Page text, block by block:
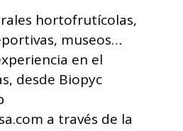
hortofrutícolas,
museos…
en el
desde Biopyc
a través de la